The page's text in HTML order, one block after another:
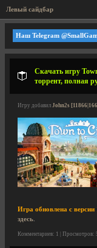
Левый сайдбар
Наш Telegram
Скачать игру
торрент, полная
Игру добавил John2s
Игра обновлена с версии
здесь
Комментариев: 1 | Просмотров: